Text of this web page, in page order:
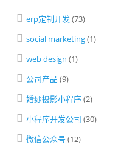
erp定制开发 (73)
social marketing(1)
web design (1)
公司产品 (9)
婚纱摄影小程序(2)
小程序开发公司 (30)
微信公众号(12)